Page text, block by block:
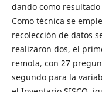
dando como
Como técnica se
recolección de datos
realizaron dos, el
remota, con 27
segundo para la